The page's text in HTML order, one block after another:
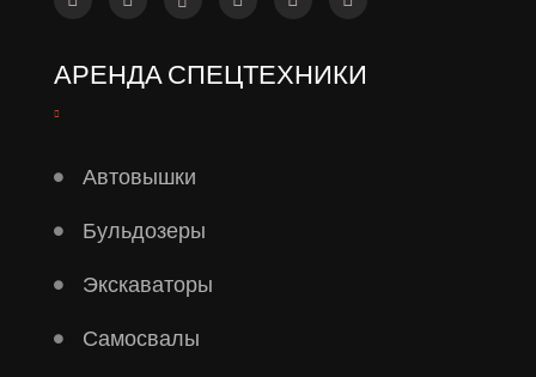
АРЕНДА СПЕЦТЕХНИКИ
Автовышки
Бульдозеры
Экскаваторы
Самосвалы